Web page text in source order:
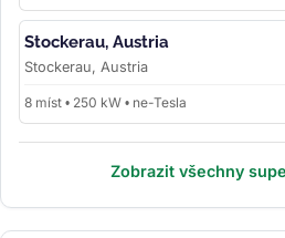
Stockerau, Austria
Stockerau, Austria
8 míst • 250 kW • ne-Tesla
Zobrazit všechny